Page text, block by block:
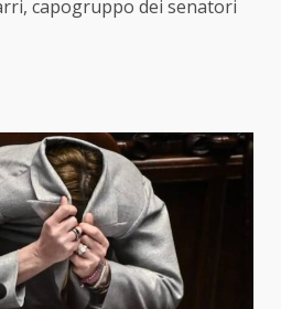
capogruppo dei senatori